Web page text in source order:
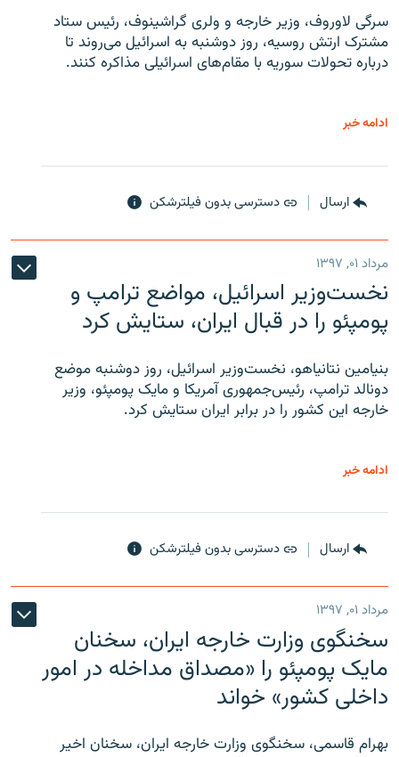
سرگی لاوروف، وزیر خارجه و ولری گراشینوف، رئیس ستاد
مشترک ارتش روسیه، روز دوشنبه به اسرائیل می‌روند تا
درباره تحولات سوریه با مقام‌های اسرائیلی مذاکره کنند.
ادامه خبر
ارسال دسترسی بدون فیلترشکن
مرداد ۰۱, ۱۳۹۷
نخست‌وزیر اسرائیل، مواضع ترامپ و
پومپئو را در قبال ایران، ستایش کرد
بنیامین نتانیاهو، نخست‌وزیر اسرائیل، روز دوشنبه موضع
دونالد ترامپ، رئیس‌جمهوری آمریکا و مایک پومپئو، وزیر
خارجه این کشور را در برابر ایران ستایش کرد.
ادامه خبر
ارسال دسترسی بدون فیلترشکن
مرداد ۰۱, ۱۳۹۷
سخنگوی وزارت خارجه ایران، سخنان
مایک پومپئو را «مصداق مداخله در امور
داخلی کشور» خواند
بهرام قاسمی، سخنگوی وزارت خارجه ایران، سخنان اخیر